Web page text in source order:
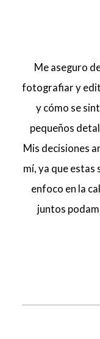
Me aseguro
fotografiar y
y cómo se
pequeños
Mis decisiones
mí, ya que estas
enfoco en la
juntos